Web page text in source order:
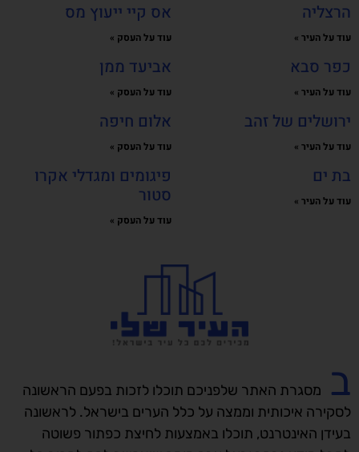
הרצליה
עוד על העיר »
כפר סבא
עוד על העיר »
ירושלים של זהב
עוד על העיר »
בת ים
עוד על העיר »
אס קיי ייעוץ מס
עוד על העסק »
אביעד ממן
עוד על העסק »
אלום חיפה
עוד על העסק »
פיגומים ומגדלי אקרו
סטור
עוד על העסק »
ב
מסגרת האתר שלפניכם תוכלו לזכות בפעם הראשונה
לסקירה איכותית וממצה על כלל הערים בישראל. לראשונה
בעידן האינטרנט, תוכלו באמצעות לחיצת כפתור פשוטה